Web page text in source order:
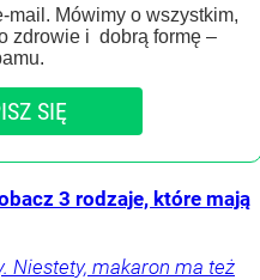
mail. Mówimy o wszystkim,
zdrowie i dobrą formę –
SIĘ
3 rodzaje, które mają
Niestety, makaron ma też